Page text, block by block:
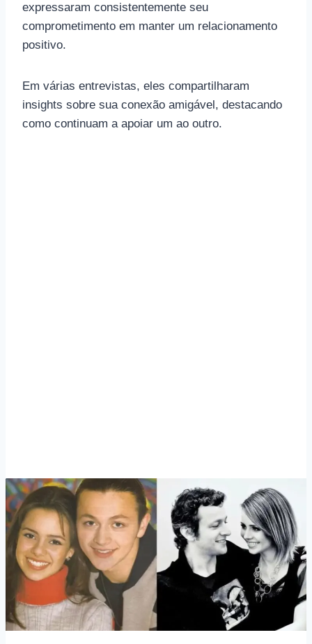
expressaram consistentemente seu
comprometimento em manter um relacionamento
positivo.
Em várias entrevistas, eles compartilharam
insights sobre sua conexão amigável, destacando
como continuam a apoiar um ao outro.